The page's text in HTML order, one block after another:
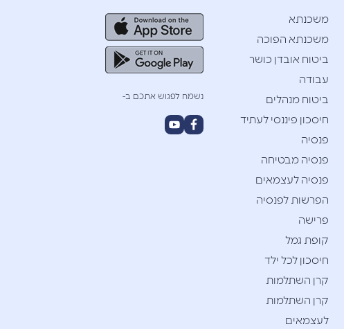
משכנתא
משכנתא הפוכה
ביטוח אובדן כושר
עבודה
ביטוח מנהלים
חיסכון פיננסי לעתיד
פנסיה
פנסיה מבטיחה
פנסיה לעצמאים
הפרשות לפנסיה
פרישה
קופת גמל
חיסכון לכל ילד
קרן השתלמות
קרן השתלמות
לעצמאים
נשמח לפגוש אתכם ב-